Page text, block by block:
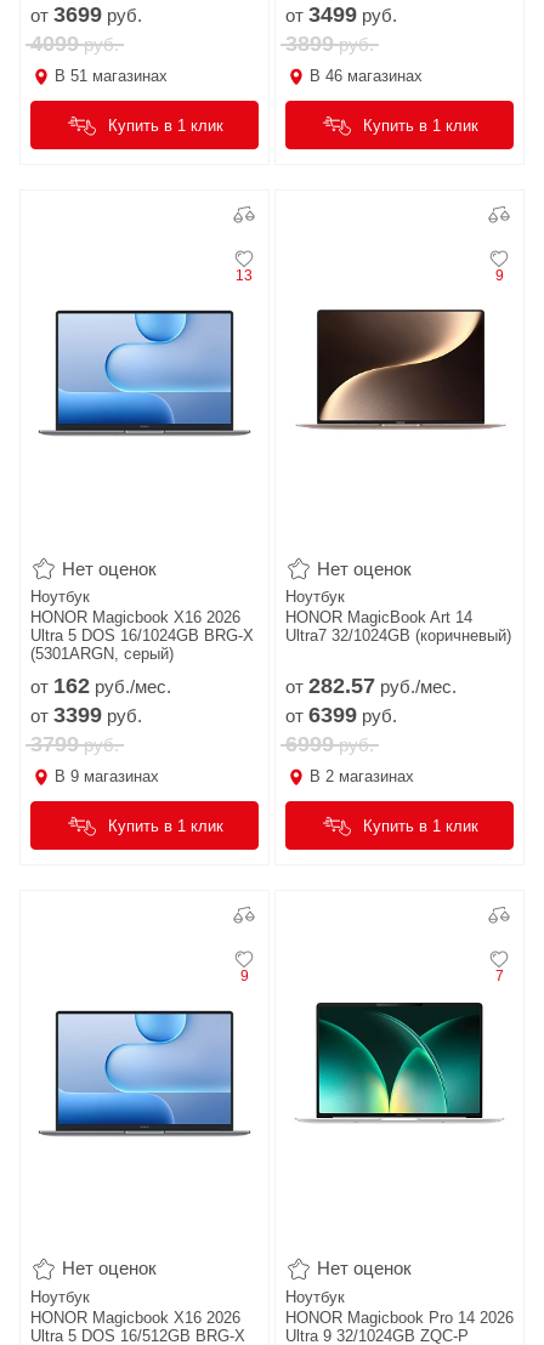
от 3699 руб.
4099руб.
В 51 магазинах
Купить в 1 клик
от 3499 руб.
3899руб.
В 46 магазинах
Купить в 1 клик
13
Нет оценок
Ноутбук
HONOR Magicbook X16 2026
Ultra 5 DOS 16/1024GB BRG-X
(5301ARGN, серый)
от 162 руб./мес.
от 3399 руб.
3799руб.
В 9 магазинах
Купить в 1 клик
9
Нет оценок
Ноутбук
HONOR MagicBook Art 14
Ultra7 32/1024GB (коричневый)
от 282.57 руб./мес.
от 6399 руб.
6999руб.
В 2 магазинах
Купить в 1 клик
9
Нет оценок
Ноутбук
HONOR Magicbook X16 2026
Ultra 5 DOS 16/512GB BRG-X
7
Нет оценок
Ноутбук
HONOR Magicbook Pro 14 2026
Ultra 9 32/1024GB ZQC-P